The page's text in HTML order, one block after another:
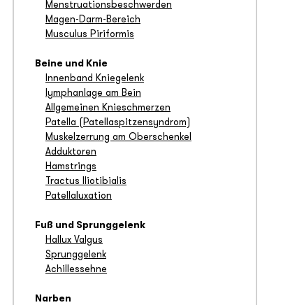
Menstruationsbeschwerden
Magen-Darm-Bereich
Musculus Piriformis
Beine und Knie
Innenband Kniegelenk
lymphanlage am Bein
Allgemeinen Knieschmerzen
Patella (Patellaspitzensyndrom)
Muskelzerrung am Oberschenkel
Adduktoren
Hamstrings
Tractus Iliotibialis
Patellaluxation
Fuß und Sprunggelenk
Hallux Valgus
Sprunggelenk
Achillessehne
Narben